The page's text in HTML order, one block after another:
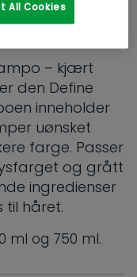
Shampoo
– kjært
den Define
inneholder
uønsket
farge. Passer
og grått
ingredienser
til håret.
ml og 750 ml.
All Cookies